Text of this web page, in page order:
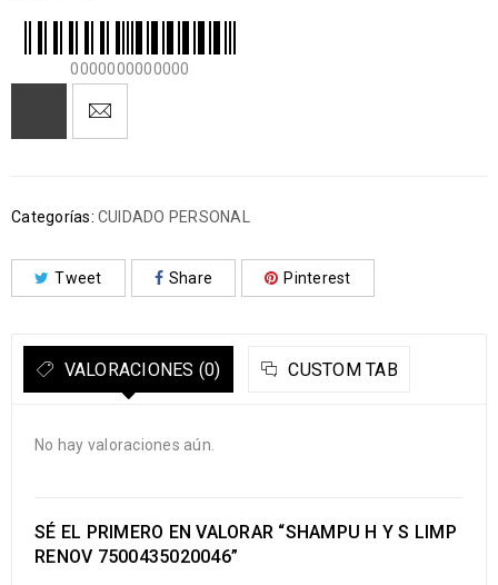
0000000000000
Categorías: CUIDADO PERSONAL
Tweet Share Pinterest
VALORACIONES (0) CUSTOM TAB
No hay valoraciones aún.
SÉ EL PRIMERO EN VALORAR “SHAMPU H Y S LIMP
RENOV 7500435020046”